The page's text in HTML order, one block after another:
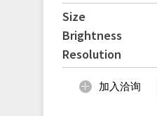
Size
Brightness
Resolution
加入洽询